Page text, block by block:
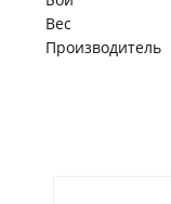
Вес
Производитель